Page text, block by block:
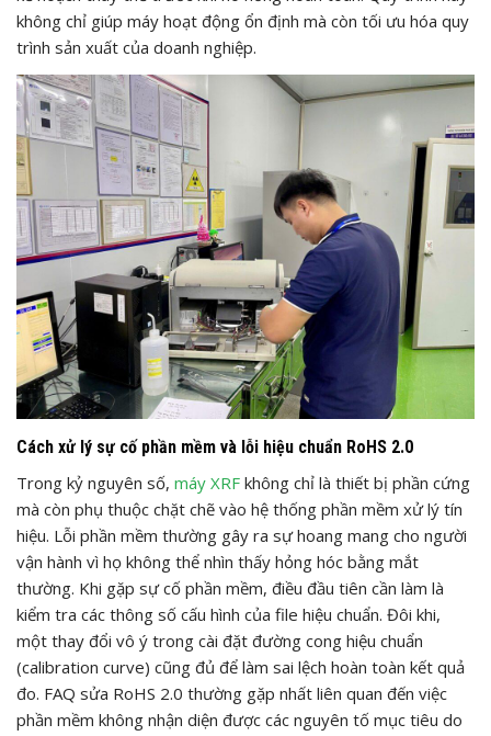
không chỉ giúp máy hoạt động ổn định mà còn tối ưu hóa quy
trình sản xuất của doanh nghiệp.
Cách xử lý sự cố phần mềm và lỗi hiệu chuẩn RoHS 2.0
Trong kỷ nguyên số, máy XRF không chỉ là thiết bị phần cứng
mà còn phụ thuộc chặt chẽ vào hệ thống phần mềm xử lý tín
hiệu. Lỗi phần mềm thường gây ra sự hoang mang cho người
vận hành vì họ không thể nhìn thấy hỏng hóc bằng mắt
thường. Khi gặp sự cố phần mềm, điều đầu tiên cần làm là
kiểm tra các thông số cấu hình của file hiệu chuẩn. Đôi khi,
một thay đổi vô ý trong cài đặt đường cong hiệu chuẩn
(calibration curve) cũng đủ để làm sai lệch hoàn toàn kết quả
đo. FAQ sửa RoHS 2.0 thường gặp nhất liên quan đến việc
phần mềm không nhận diện được các nguyên tố mục tiêu do